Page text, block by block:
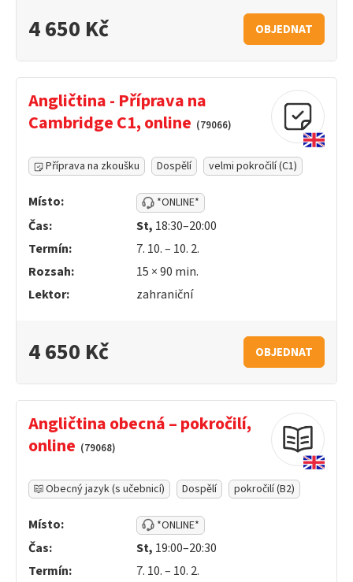
4 650 Kč OBJEDNAT
Angličtina - Příprava na
Cambridge C1, online (79066)
Příprava na zkoušku Dospělí velmi pokročilí (C1)
Místo: *ONLINE*
Čas: St, 18:30–20:00
Termín:
7. 10. – 10. 2.
Rozsah:
15 ×90 min.
Lektor:
zahraniční
4 650 Kč OBJEDNAT
Angličtina obecná – pokročilí,
online (79068)
Obecný jazyk (s učebnicí) Dospělí pokročilí (B2)
Místo: *ONLINE*
Čas: St, 19:00–20:30
Termín:
7. 10. – 10. 2.